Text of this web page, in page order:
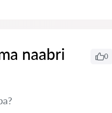
naabri
0